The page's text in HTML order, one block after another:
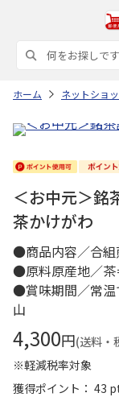
ホーム ネットショ
＜お中元＞
茶かけがわ
●商品内容／合
●原料原産地／
●賞味期間／常
山
4,300円(送料・
※軽減税率対象
獲得ポイント： 43